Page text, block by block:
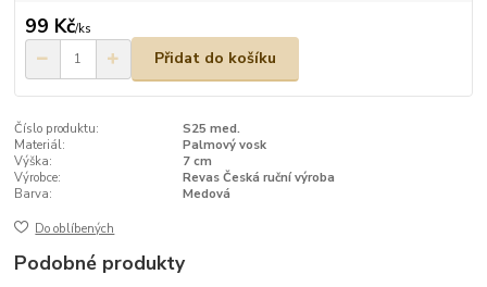
99 Kč/ks
Přidat do košíku
Číslo produktu:
S25 med.
Materiál:
Palmový vosk
Výška:
7 cm
Výrobce:
Revas Česká ruční výroba
Barva:
Medová
Do oblíbených
Podobné produkty